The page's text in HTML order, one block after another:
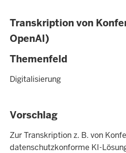
hier
Transkription von
OpenAI)
Themenfeld
Digitalisierung
Vorschlag
Zur Transkription z. B. von
datenschutzkonforme KI-